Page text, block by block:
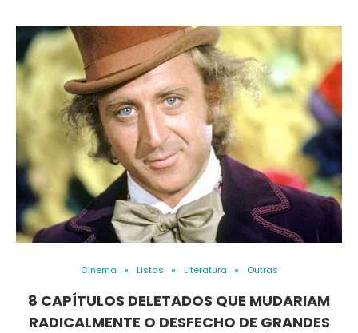
Cinema Listas Literatura Outras
8 CAPÍTULOS DELETADOS QUE MUDARIAM
RADICALMENTE O DESFECHO DE GRANDES